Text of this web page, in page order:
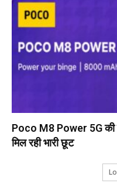
Poco M8 Power 5G
मिल रही भारी छूट